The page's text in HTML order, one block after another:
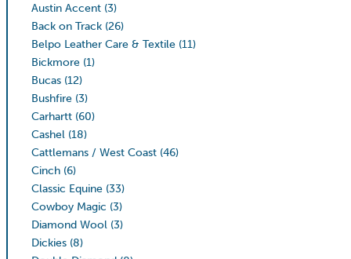
Austin Accent (3)
Back on Track (26)
Belpo Leather Care & Textile (11)
Bickmore (1)
Bucas (12)
Bushfire (3)
Carhartt (60)
Cashel (18)
Cattlemans / West Coast (46)
Cinch (6)
Classic Equine (33)
Cowboy Magic (3)
Diamond Wool (3)
Dickies (8)